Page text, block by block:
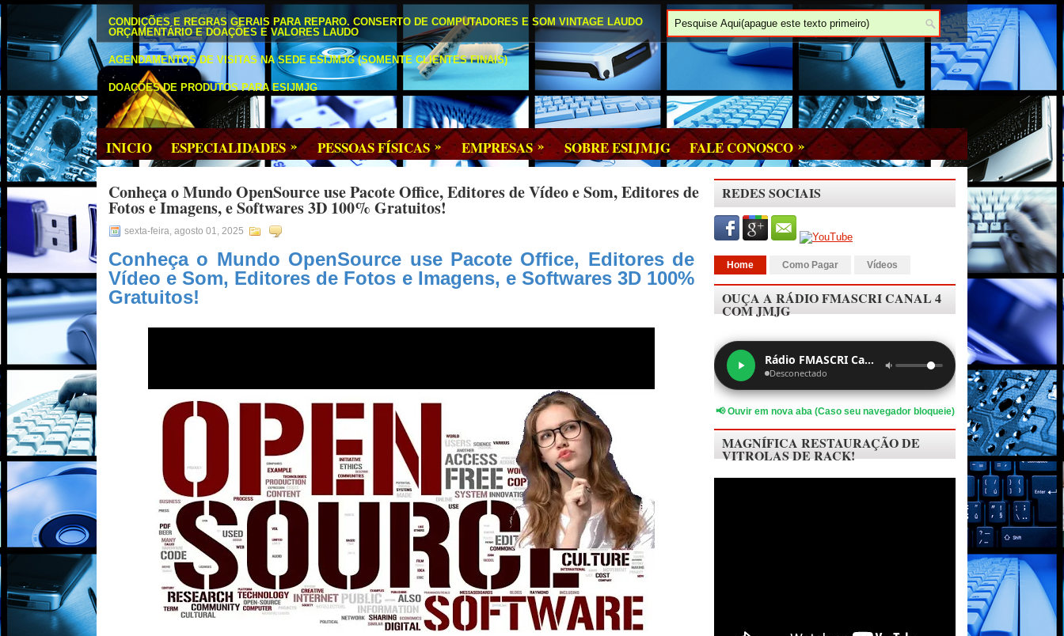
CONDIÇÕES E REGRAS GERAIS PARA REPARO. CONSERTO DE COMPUTADORES E SOM VINTAGE LAUDO
ORÇAMENTÁRIO E DOAÇÕES E VALORES LAUDO
AGENDAMENTOS DE VISITAS NA SEDE ESIJMJG (SOMENTE CLIENTES FINAIS)
DOAÇÕES DE PRODUTOS PARA ESIJMJG
INICIO ESPECIALIDADES » PESSOAS FÍSICAS » EMPRESAS » SOBRE ESIJMJG FALE CONOSCO »
Conheça o Mundo OpenSource use Pacote Office, Editores de Vídeo e Som, Editores de
Fotos e Imagens, e Softwares 3D 100% Gratuitos!
sexta-feira, agosto 01, 2025
Conheça o Mundo OpenSource use Pacote Office, Editores de
Vídeo e Som, Editores de Fotos e Imagens, e Softwares 3D 100%
Gratuitos!
REDES SOCIAIS
Home Como Pagar Vídeos
OUÇA A RÁDIO FMASCRI CANAL 4
COM JMJG
Rádio FMASCRI Canal 4
Desconectado
📢 Ouvir em nova aba (Caso seu navegador bloqueie)
MAGNÍFICA RESTAURAÇÃO DE
VITROLAS DE RACK!